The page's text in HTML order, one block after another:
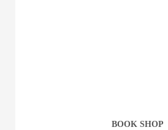
BOOK SHOP